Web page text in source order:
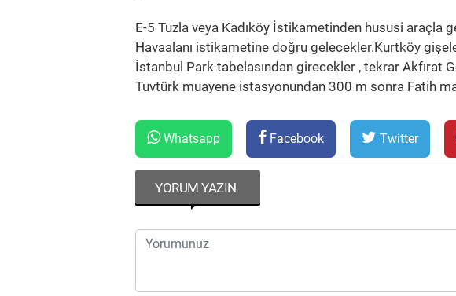
E-5 Tuzla veya Kadıköy İstikametinden hususi araçla
Havaalanı istikametine doğru gelecekler.Kurtköy
İstanbul Park tabelasından girecekler , tekrar Akfırat
Tuvtürk muayene istasyonundan 300 m sonra Fatih
Whatsapp Facebook Twitter
YORUM YAZIN